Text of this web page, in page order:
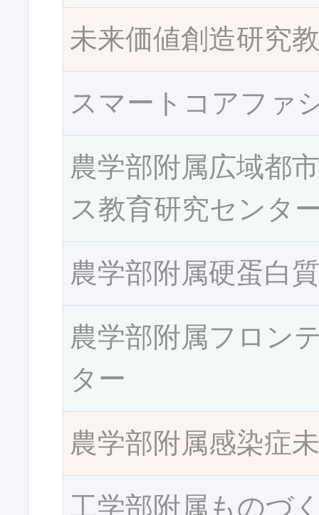
未来価値創造研究
スマートコアファ
農学部附属広域都
ス教育研究センタ
農学部附属硬蛋白
農学部附属フロン
ター
農学部附属感染症
工学部附属ものづ